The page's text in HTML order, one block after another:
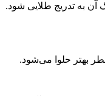
تدریج طلایی شود.
حلوا می‌شود.